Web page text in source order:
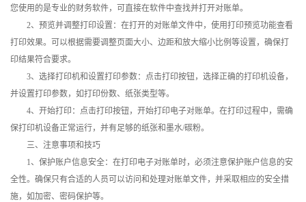
您使用的是专业的财务软件，可直接在软件中查找并打开对账单。
2、预览并调整打印设置：在打开的对账单文件中，使用打印预览功能查看
打印效果。可以根据需要调整页面大小、边距和放大缩小比例等设置，确保打
印结果符合要求。
3、选择打印机和设置打印参数：点击打印按钮，选择正确的打印机设备，
并设置打印参数，如打印份数、纸张类型等。
4、开始打印：点击打印按钮，开始打印电子对账单。在打印过程中，需确
保打印机设备正常运行，并有足够的纸张和墨水/碳粉。
三、注意事项和技巧
1、保护账户信息安全：在打印电子对账单时，必须注意保护账户信息的安
全性。确保只有合适的人员可以访问和处理对账单文件，并采取相应的安全措
施，如加密、密码保护等。